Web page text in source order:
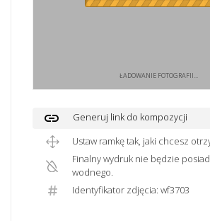
ŁADOWANIE FOTOGRAFII...
link
Generuj link do kompozycji
Ustaw ramkę tak, jaki chcesz
Finalny wydruk nie będzie
wodnego.
Identyfikator zdjęcia: wf3703